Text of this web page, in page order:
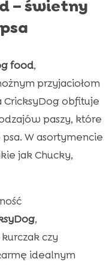
– świetny
food,
przyjaciołom
CricksyDog obfituje
paszy, które
W asortymencie
jak Chucky,
,
czy
idealnym